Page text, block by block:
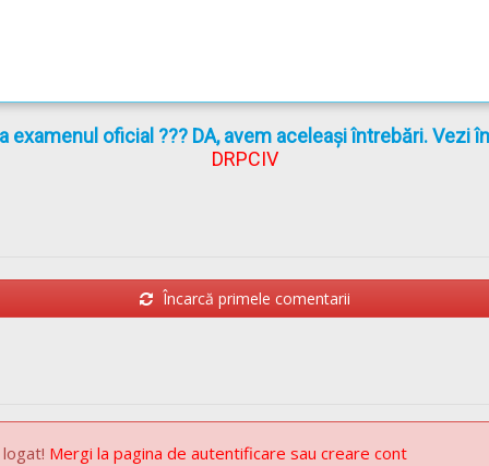
cu semnificaţiile "Drum îngustat", "Prioritate pentru
195/2002actualizat (Regulamentul codului rutier)
oficial ??? DA, avem aceleași întrebări. Vezi
DRPCIV
Încarcă primele comentarii
Mergi la pagina de autentificare sau creare cont